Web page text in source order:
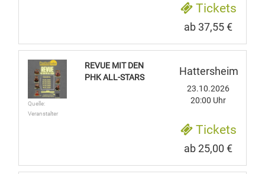
Tickets
ab 37,55 €
Quelle:
Veranstalter
REVUE MIT DEN
PHK ALL-STARS
Hattersheim
23.10.2026
20:00 Uhr
Tickets
ab 25,00 €